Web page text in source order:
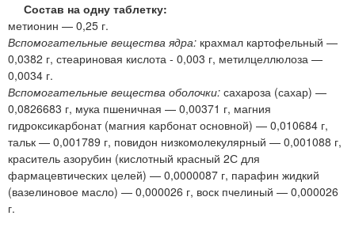
Состав на одну таблетку:
метионин — 0,25 г.
Вспомогательные вещества ядра: крахмал картофельный —
0,0382 г, стеариновая кислота - 0,003 г, метилцеллюлоза —
0,0034 г.
Вспомогательные вещества оболочки: сахароза (сахар) —
0,0826683 г, мука пшеничная — 0,00371 г, магния
гидроксикарбонат (магния карбонат основной) — 0,010684 г,
тальк — 0,001789 г, повидон низкомолекулярный — 0,001088 г,
краситель азорубин (кислотный красный 2С для
фармацевтических целей) — 0,0000087 г, парафин жидкий
(вазелиновое масло) — 0,000026 г, воск пчелиный — 0,000026
г.